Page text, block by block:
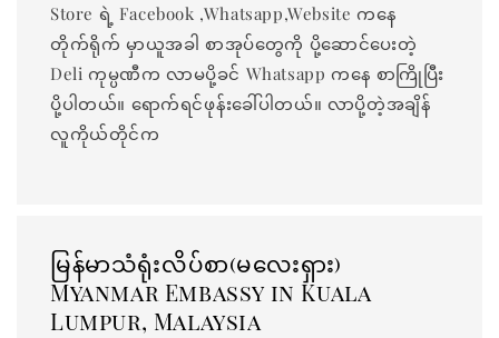
Store ရဲ့ Facebook ,Whatsapp,Website ကနေ
တိုက်ရိုက် မှာယူအခါ စာအုပ်တွေကို ပို့ဆောင်ပေးတဲ့
Deli ကုမ္ပဏီက လာမပို့ခင် Whatsapp ကနေ စာကြိုပြီး
ပို့ပါတယ်။ ရောက်ရင်ဖုန်းခေါ်ပါတယ်။ လာပို့တဲ့အချိန်
လူကိုယ်တိုင်က
မြန်မာသံရုံးလိပ်စာ(မလေးရှား)
Myanmar Embassy in Kuala
Lumpur, Malaysia